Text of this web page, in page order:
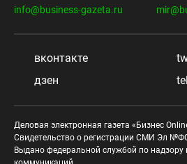
info@business-gazeta.ru
вконтакте
дзен
Деловая электронная газета «Бизнес
Свидетельство о регистрации СМИ Эл
Выдано федеральной службой по надзору